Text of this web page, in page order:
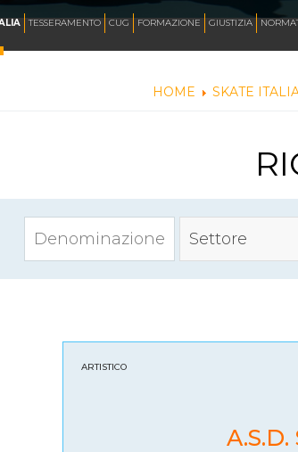
TESSERAMENTO CUG FORMAZIONE GIUSTIZIA
HOME SKATE
Settore
ARTISTICO
INLINE